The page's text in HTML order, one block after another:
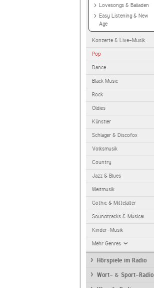
Lovesongs & Balladen
Easy Listening & New
Age
Konzerte & Live-Musik
Pop
Dance
Black Music
Rock
Oldies
Künstler
Schlager & Discofox
Volksmusik
Country
Jazz & Blues
Weltmusik
Gothic & Mittelalter
Soundtracks & Musical
Kinder-Musik
Mehr Genres
Hörspiele im Radio
Wort- & Sport-Radio